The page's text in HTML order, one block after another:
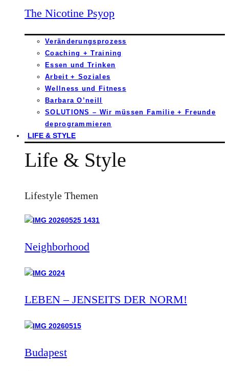
The Nicotine Psyop
Veränderungsprozess
Coaching + Training
Essen und Trinken
Arbeit + Soziales
Wellness und Fitness
Barbara O’neill
SOLUTIONS – Wir müssen Familie + Freunde
deprogrammieren
LIFE & STYLE
Life & Style
Lifestyle Themen
Neighborhood
LEBEN – JENSEITS DER NORM!
Budapest